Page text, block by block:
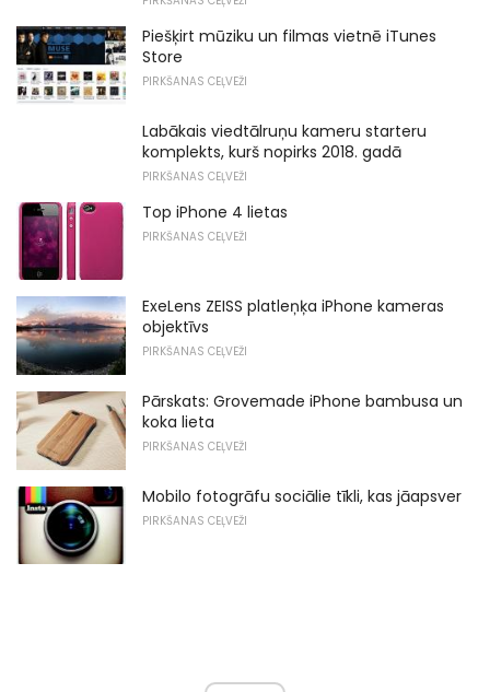
Piešķirt mūziku un filmas vietnē iTunes
Store
PIRKŠANAS CEĻVEŽI
Labākais viedtālruņu kameru starteru
komplekts, kurš nopirks 2018. gadā
PIRKŠANAS CEĻVEŽI
Top iPhone 4 lietas
PIRKŠANAS CEĻVEŽI
ExeLens ZEISS platleņķa iPhone kameras
objektīvs
PIRKŠANAS CEĻVEŽI
Pārskats: Grovemade iPhone bambusa un
koka lieta
PIRKŠANAS CEĻVEŽI
Mobilo fotogrāfu sociālie tīkli, kas jāapsver
PIRKŠANAS CEĻVEŽI